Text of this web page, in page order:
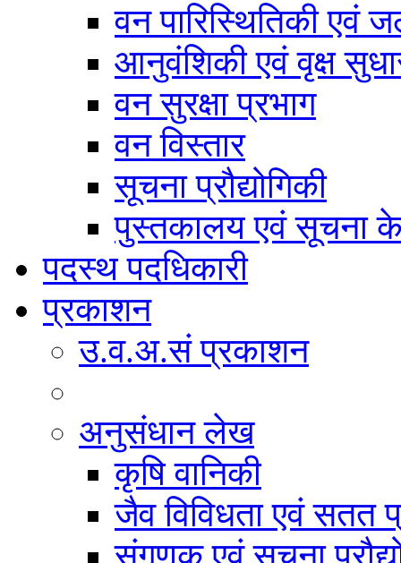
वन पारिस्थितिकी एवं
आनुवंशिकी एवं वृक्ष
वन सुरक्षा प्रभाग
वन विस्तार
सूचना प्रौद्योगिकी
पुस्तकालय एवं सूचना
पदस्थ पदधिकारी
प्रकाशन
उ.व.अ.सं प्रकाशन
अनुसंधान लेख
कृषि वानिकी
जैव विविधता एवं सतत